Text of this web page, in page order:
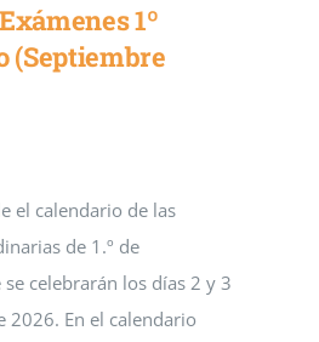
1º
(Septiembre
el calendario de las
de 1.º de
celebrarán los días 2 y 3
2026. En el calendario